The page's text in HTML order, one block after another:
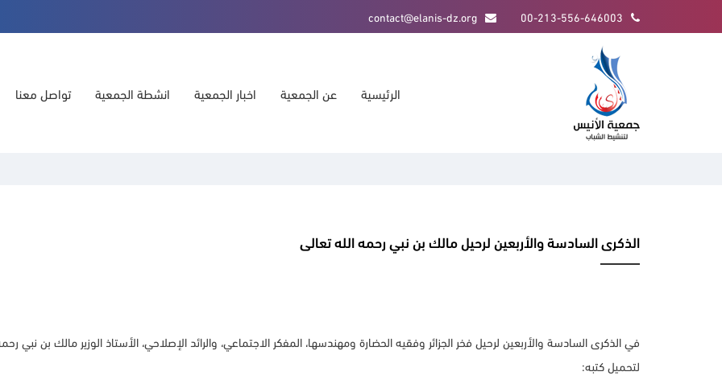
الرئيسية عن الجمعية اخبار الجمعية انشطة الجمعية تواصل معنا
الذكرى السادسة والأربعين لرحيل مالك بن نبي رحمه الله تعالى
في الذكرى السادسة والأربعين لرحيل فخر الجزائر وفقيه الحضارة ومهندسها، المفكر الاجتماعي، والرائد الإصلاحي، الأستاذ الوزير مالك بن نبي رحمه الله تعالى (1323ه‍ –
لتحميل كتبه: